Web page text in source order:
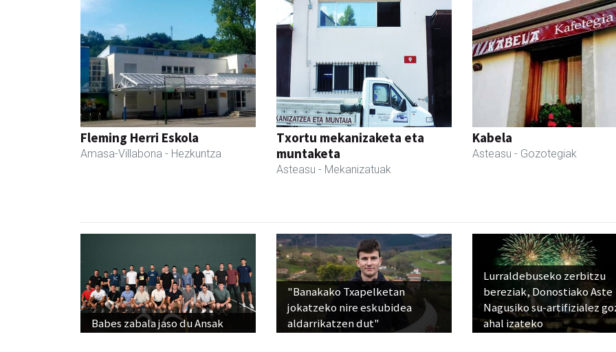
Fleming Herri Eskola
Amasa-Villabona - Hezkuntza
Txortu mekanizaketa eta
muntaketa
Asteasu - Mekanizatuak
Kabela
Asteasu - Gozotegiak
Babes zabala jaso du Ansak
"Banakako Txapelketan
jokatzeko nire eskubidea
aldarrikatzen dut"
Lurraldebuseko zerbitzu
bereziak, Donostiako Aste
Nagusiko su-artifizialez
ahal izateko